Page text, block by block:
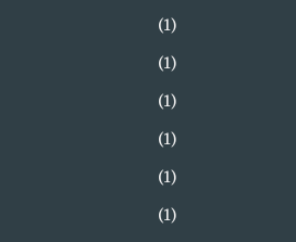
1
1
1
1
1
1